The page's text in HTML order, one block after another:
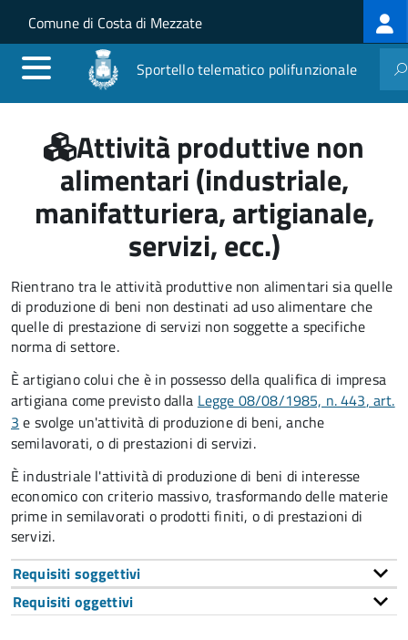
Salta al contenuto principale
Skip to site navigation
Comune di Costa di Mezzate
Sportello telematico polifunzionale
Attività produttive non
alimentari (industriale,
manifatturiera, artigianale,
servizi, ecc.)
Rientrano tra le attività produttive non alimentari sia quelle
di produzione di beni non destinati ad uso alimentare che
quelle di prestazione di servizi non soggette a specifiche
norma di settore.
È artigiano colui che è in possesso della qualifica di impresa
artigiana come previsto dalla Legge 08/08/1985, n. 443, art.
3 e svolge un'attività di produzione di beni, anche
semilavorati, o di prestazioni di servizi.
È industriale l'attività di produzione di beni di interesse
economico con criterio massivo, trasformando delle materie
prime in semilavorati o prodotti finiti, o di prestazioni di
servizi.
Requisiti soggettivi
Requisiti oggettivi